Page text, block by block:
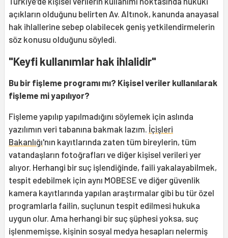
açıkların olduğunu belirten Av. Altınok, kanunda anayasal
hak ihlallerine sebep olabilecek geniş yetkilendirmelerin
söz konusu olduğunu söyledi.
"Keyfi kullanımlar hak ihlalidir"
Bu bir fişleme programı mı? Kişisel veriler kullanılarak
fişleme mi yapılıyor?
Fişleme yapılıp yapılmadığını söylemek için aslında
yazılımın veri tabanına bakmak lazım. İçişleri
Bakanlığı'nın kayıtlarında zaten tüm bireylerin, tüm
vatandaşların fotoğrafları ve diğer kişisel verileri yer
alıyor. Herhangi bir suç işlendiğinde, faili yakalayabilmek,
tespit edebilmek için aynı MOBESE ve diğer güvenlik
kamera kayıtlarında yapılan araştırmalar gibi bu tür özel
programlarla failin, suçlunun tespit edilmesi hukuka
uygun olur. Ama herhangi bir suç şüphesi yoksa, suç
işlenmemişse, kişinin sosyal medya hesapları nelermiş